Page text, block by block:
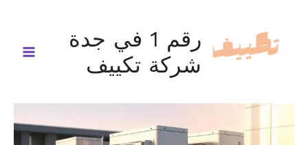
المحتوى
رقم 1 في جدة
شركة تكييف